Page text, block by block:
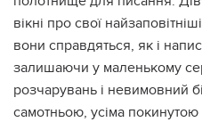
вікні про свої
вони справдяться, як і
залишаючи у маленькому
розчарувань і невимовний
самотньою, усіма покинутою